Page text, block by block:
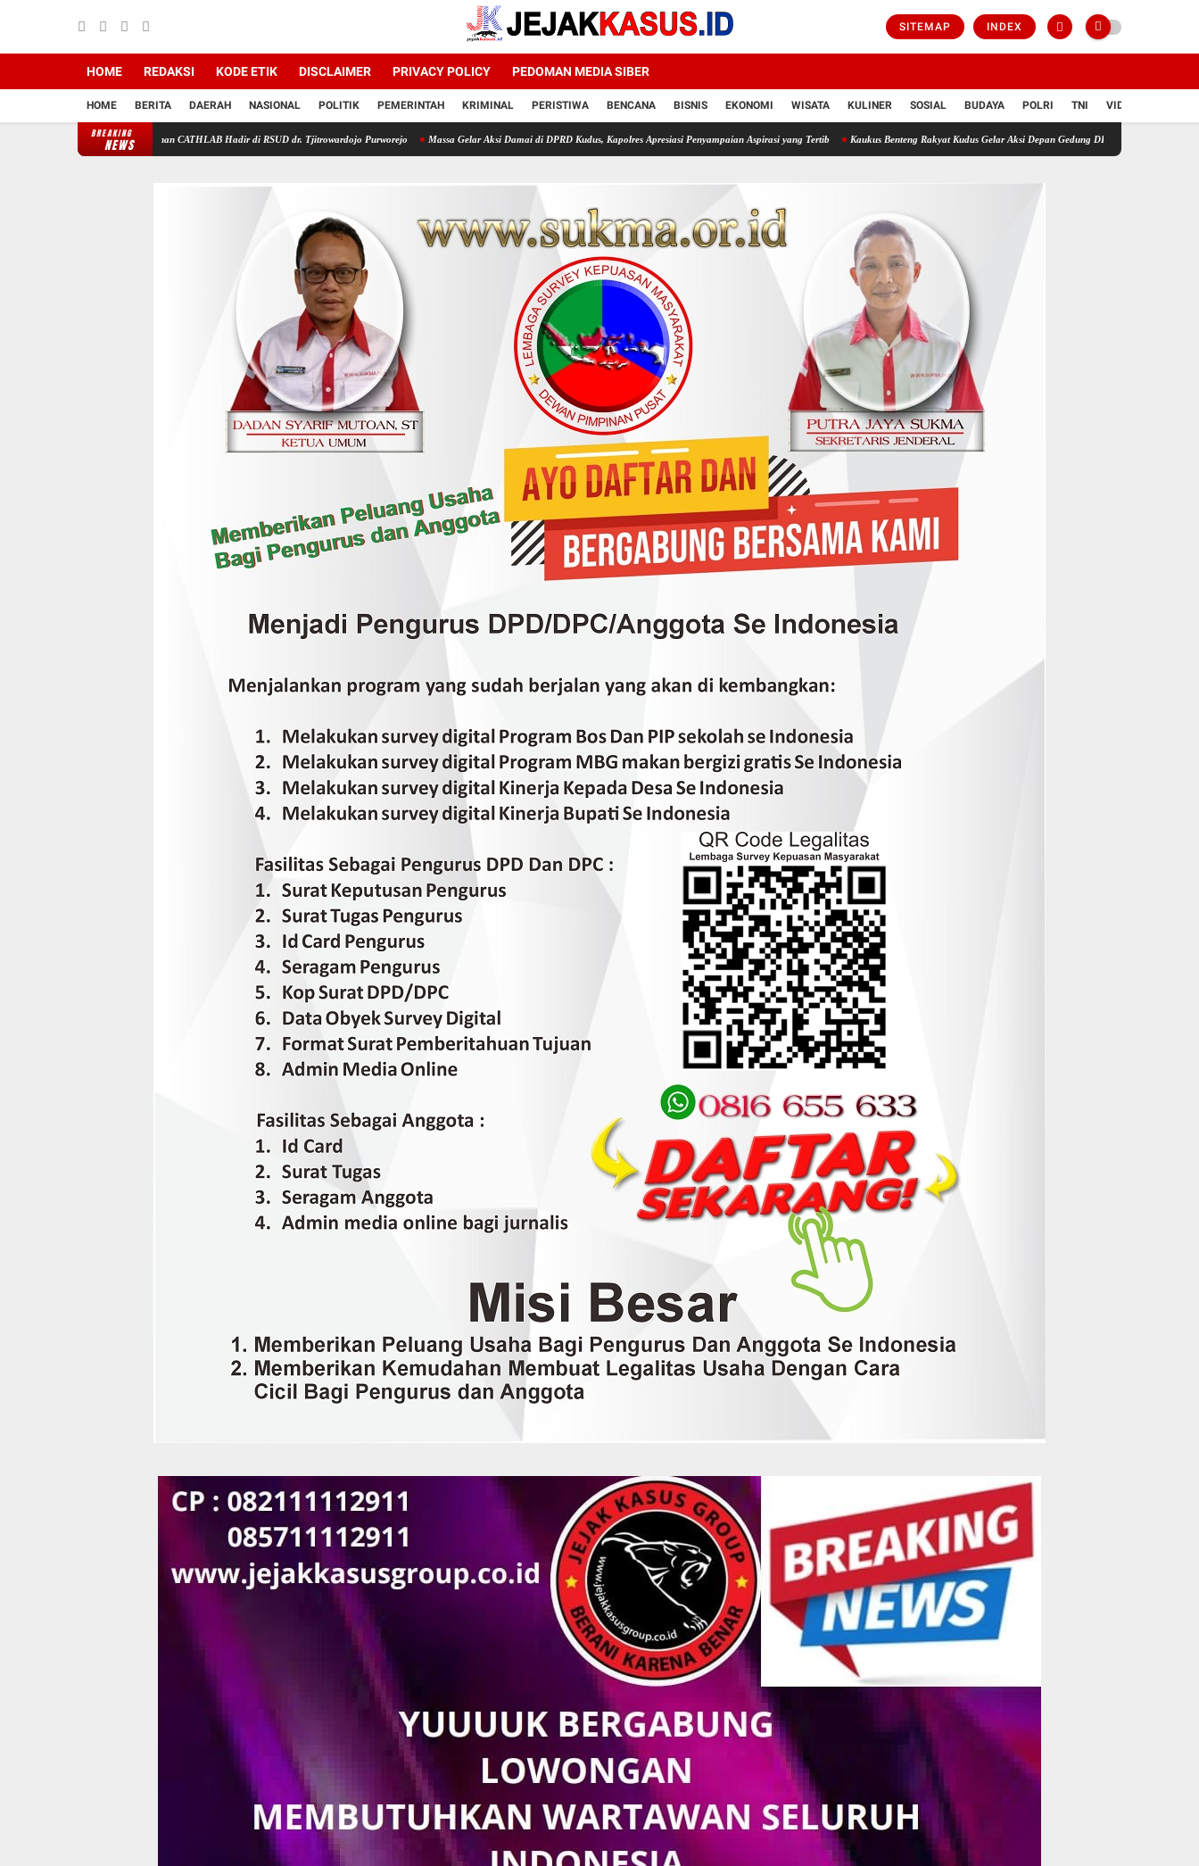
SITEMAP INDEX
HOME REDAKSI KODE ETIK DISCLAIMER PRIVACY POLICY PEDOMAN MEDIA SIBER
HOME BERITA DAERAH NASIONAL POLITIK PEMERINTAH KRIMINAL PERISTIWA BENCANA BISNIS EKONOMI WISATA KULINER SOSIAL BUDAYA POLRI TNI VIDIO
BREAKING
NEWS
Beroperasi! Layanan CATHLAB Hadir di RSUD dr. Tjitrowardojo Purworejo Massa Gelar Aksi Damai di DPRD Kudus, Kapolres Apresiasi Penyampaian Aspirasi yang Tertib Kaukus Benteng Rakyat Kudus Gelar Aksi Depan Gedung DPRD Kudus, Serukan Evaluasi